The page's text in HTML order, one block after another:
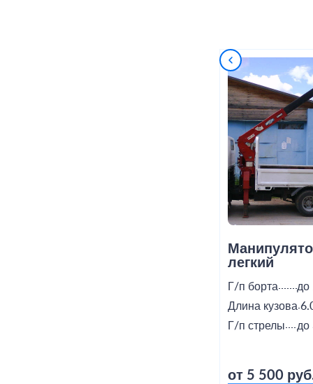
легкий
Г/п борта
до
Длина кузова
Г/п стрелы
до
от 5 500